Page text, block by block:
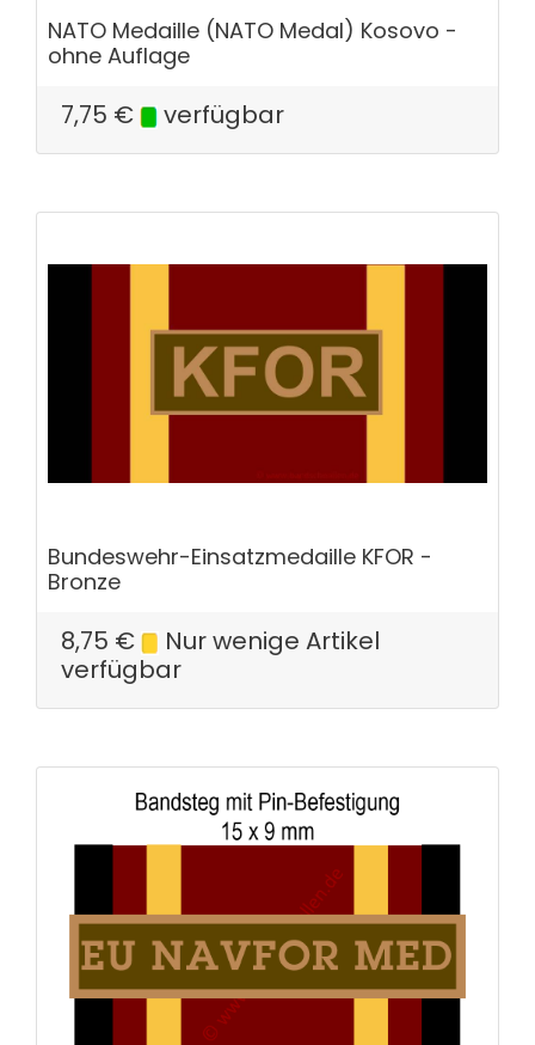
NATO Medaille (NATO Medal) Kosovo -
ohne Auflage
7,75 € verfügbar
Bundeswehr-Einsatzmedaille KFOR -
Bronze
8,75 €
Nur wenige Artikel
verfügbar